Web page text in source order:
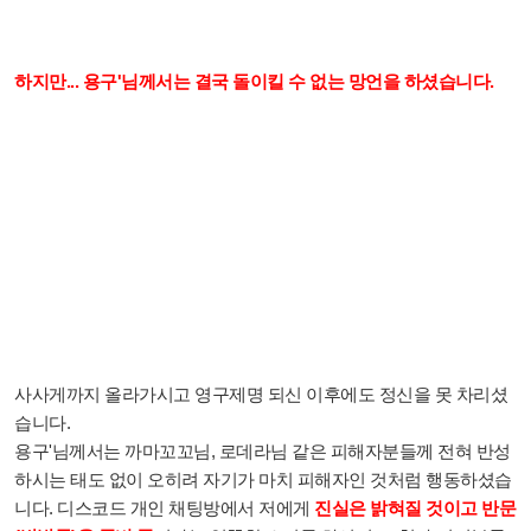
하지만... 용구'님께서는 결국 돌이킬 수 없는 망언을 하셨습니다.
사사게까지 올라가시고 영구제명 되신 이후에도 정신을 못 차리셨
습니다.
용구'님께서는 까마꼬꼬님, 로데라님 같은 피해자분들께 전혀 반성
하시는 태도 없이 오히려 자기가 마치 피해자인 것처럼 행동하셨습
니다. 디스코드 개인 채팅방에서 저에게 진실은 밝혀질 것이고 반문